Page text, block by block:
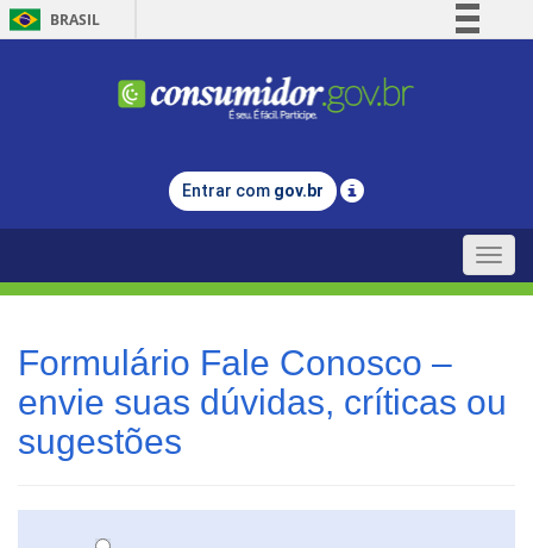
BRASIL
Comunica BR
Legislação
Entrar com gov.br
Toggle
Formulário Fale Conosco –
envie suas dúvidas, críticas ou
sugestões